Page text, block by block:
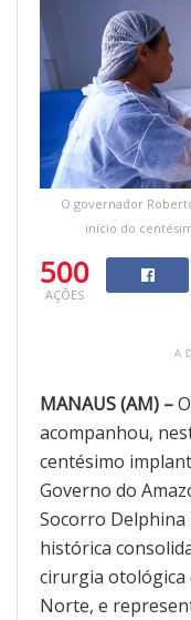
O governador
início do
500
AÇÕES
MANAUS (AM) –
acompanhou,
centésimo
Governo do
Socorro Delphina
histórica
cirurgia otológica
Norte, e